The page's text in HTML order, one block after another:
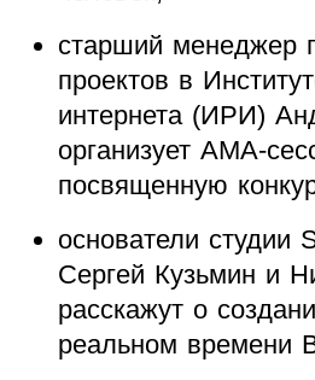
старший менеджер
проектов в
интернета (ИРИ)
организует AMA-
посвященную
основатели студии
Сергей Кузьмин и
расскажут о
реальном времени